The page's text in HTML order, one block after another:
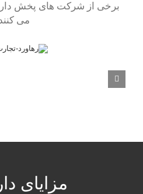
می
مزایای